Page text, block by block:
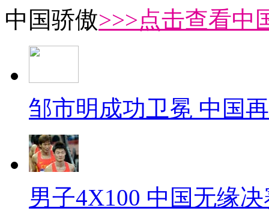
中国骄傲>>>点击查看中
邹市明成功卫冕 中国
男子4X100 中国无缘